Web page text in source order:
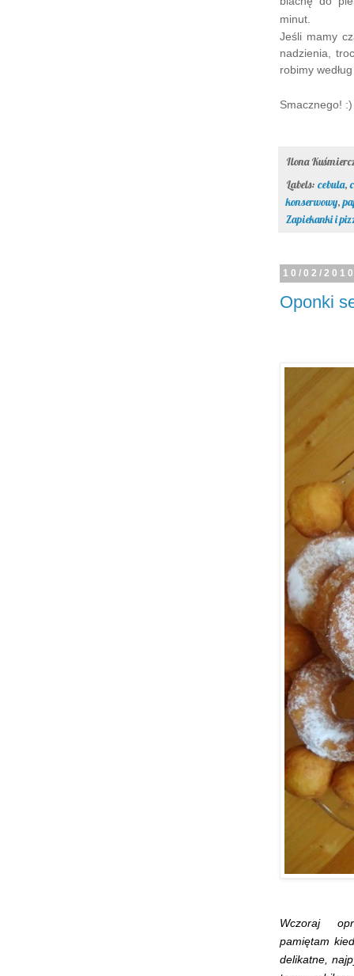
minut.
Jeśli mamy
nadzienia,
robimy
Smacznego! :)
Ilona
Labels: cebula,
konserwowy,
Zapiekanki i
10/02/
Oponki
Wczoraj
pamiętam
delikatne,